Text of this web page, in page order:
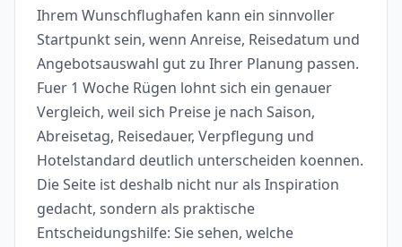
Ihrem Wunschflughafen kann ein sinnvoller
Startpunkt sein, wenn Anreise, Reisedatum und
Angebotsauswahl gut zu Ihrer Planung passen.
Fuer 1 Woche Rügen lohnt sich ein genauer
Vergleich, weil sich Preise je nach Saison,
Abreisetag, Reisedauer, Verpflegung und
Hotelstandard deutlich unterscheiden koennen.
Die Seite ist deshalb nicht nur als Inspiration
gedacht, sondern als praktische
Entscheidungshilfe: Sie sehen, welche